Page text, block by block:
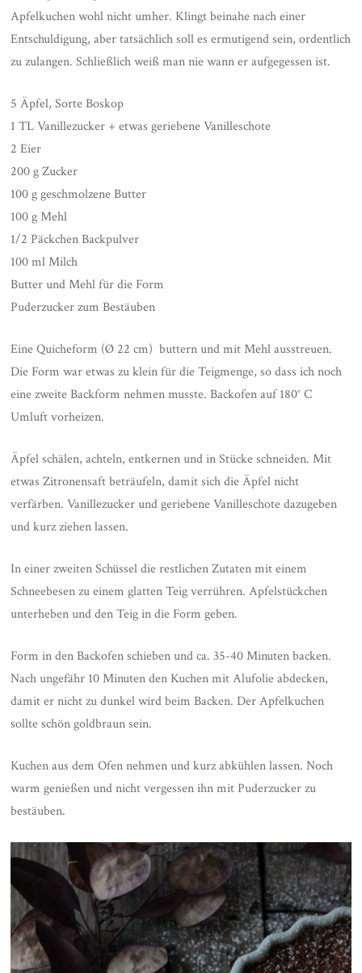
Apfelkuchen wohl nicht umher. Klingt beinahe nach einer
Entschuldigung, aber tatsächlich soll es ermutigend sein, ordentlich
zu zulangen. Schließlich weiß man nie wann er aufgegessen ist.
5 Äpfel, Sorte Boskop
1 TL Vanillezucker + etwas geriebene Vanilleschote
2 Eier
200 g Zucker
100 g geschmolzene Butter
100 g Mehl
1/2 Päckchen Backpulver
100 ml Milch
Butter und Mehl für die Form
Puderzucker zum Bestäuben
Eine Quicheform (Ø 22 cm) buttern und mit Mehl ausstreuen.
Die Form war etwas zu klein für die Teigmenge, so dass ich noch
eine zweite Backform nehmen musste. Backofen auf 180° C
Umluft vorheizen.
Äpfel schälen, achteln, entkernen und in Stücke schneiden. Mit
etwas Zitronensaft beträufeln, damit sich die Äpfel nicht
verfärben. Vanillezucker und geriebene Vanilleschote dazugeben
und kurz ziehen lassen.
In einer zweiten Schüssel die restlichen Zutaten mit einem
Schneebesen zu einem glatten Teig verrühren. Apfelstückchen
unterheben und den Teig in die Form geben.
Form in den Backofen schieben und ca. 35-40 Minuten backen.
Nach ungefähr 10 Minuten den Kuchen mit Alufolie abdecken,
damit er nicht zu dunkel wird beim Backen. Der Apfelkuchen
sollte schön goldbraun sein.
Kuchen aus dem Ofen nehmen und kurz abkühlen lassen. Noch
warm genießen und nicht vergessen ihn mit Puderzucker zu
bestäuben.